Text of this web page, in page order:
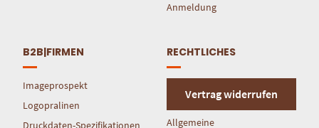
Anmeldung
B2B|FIRMEN
Imageprospekt
Logopralinen
Druckdaten-Spezifikationen
RECHTLICHES
Vertrag widerrufen
Allgemeine